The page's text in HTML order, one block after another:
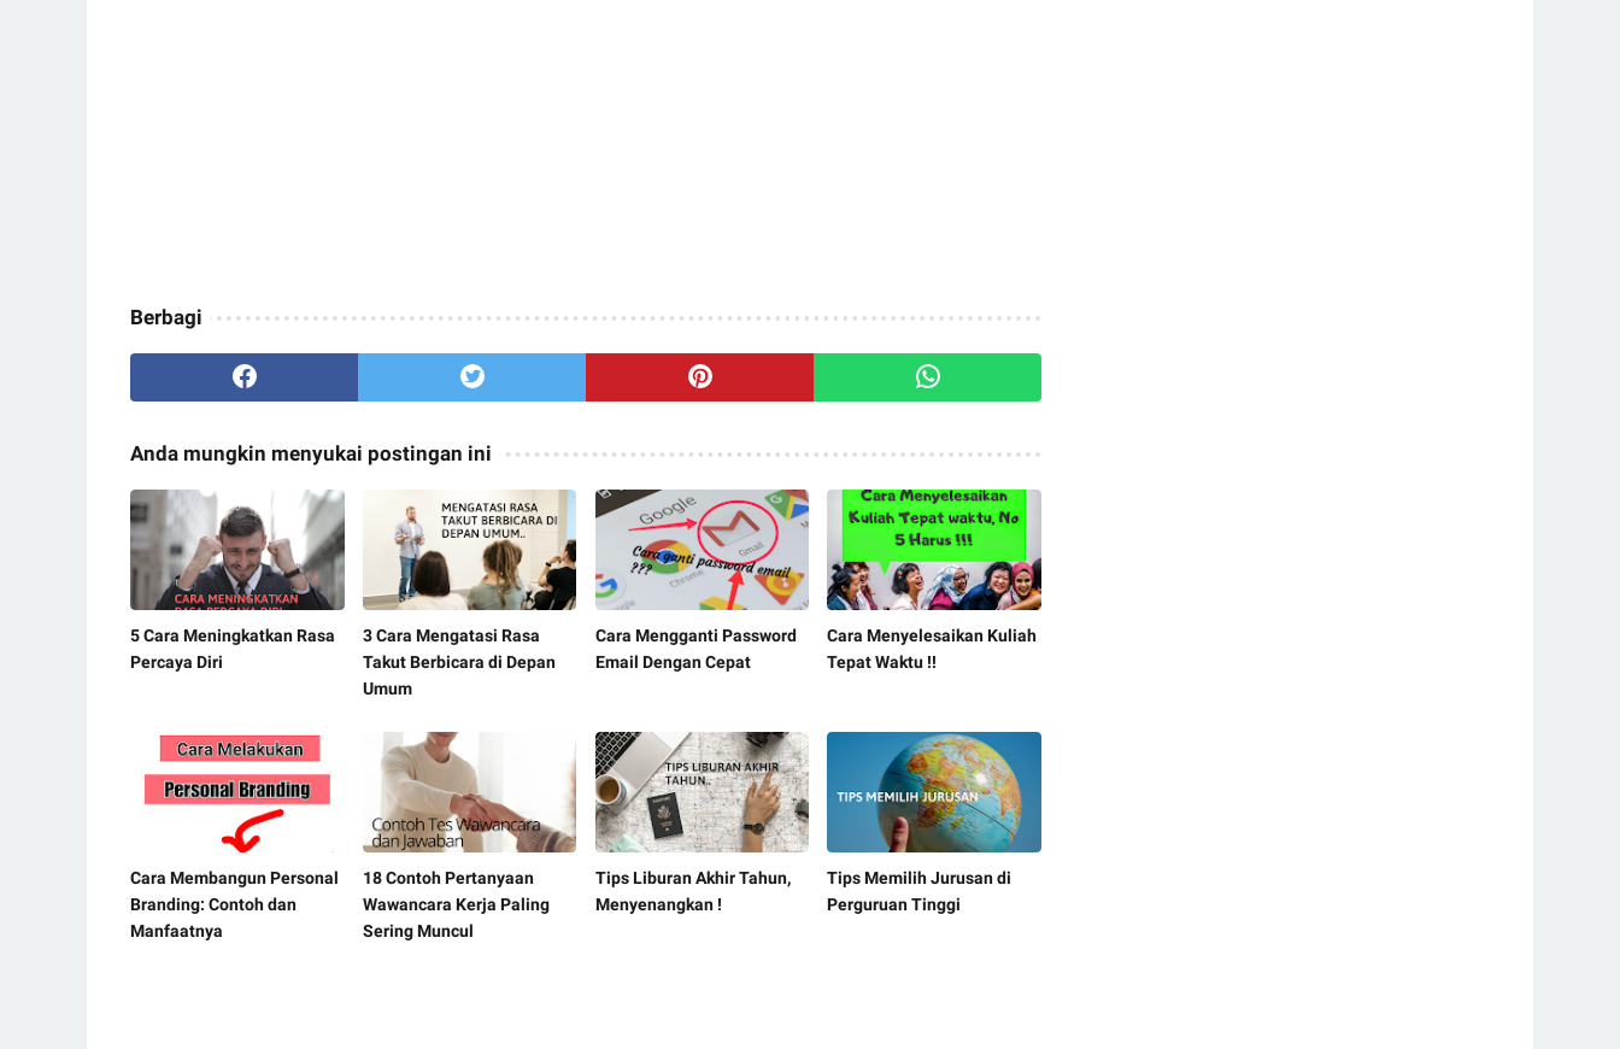
Berbagi
Anda mungkin menyukai postingan ini
5 Cara Meningkatkan Rasa
Percaya Diri
3 Cara Mengatasi Rasa
Takut Berbicara di Depan
Umum
Cara Mengganti Password
Email Dengan Cepat
Cara Menyelesaikan Kuliah
Tepat Waktu !!
Cara Membangun Personal
Branding: Contoh dan
Manfaatnya
18 Contoh Pertanyaan
Wawancara Kerja Paling
Sering Muncul
Tips Liburan Akhir Tahun,
Menyenangkan !
Tips Memilih Jurusan di
Perguruan Tinggi